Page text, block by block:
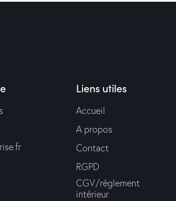
Liens utiles
Accueil
A propos
Contact
RGPD
CGV/règlement
intérieur